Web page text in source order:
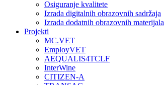
Osiguranje kvalitete
Izrada digitalnih obrazovnih sadržaja
Izrada dodatnih obrazovnih materijala
Projekti
MC.VET
EmployVET
AEQUALIS4TCLF
InterWine
CITIZEN-A